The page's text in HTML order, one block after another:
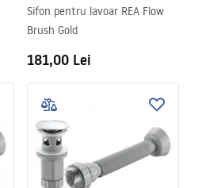
Sifon pentru lavoar REA Flow
Brush Gold
181,00 Lei